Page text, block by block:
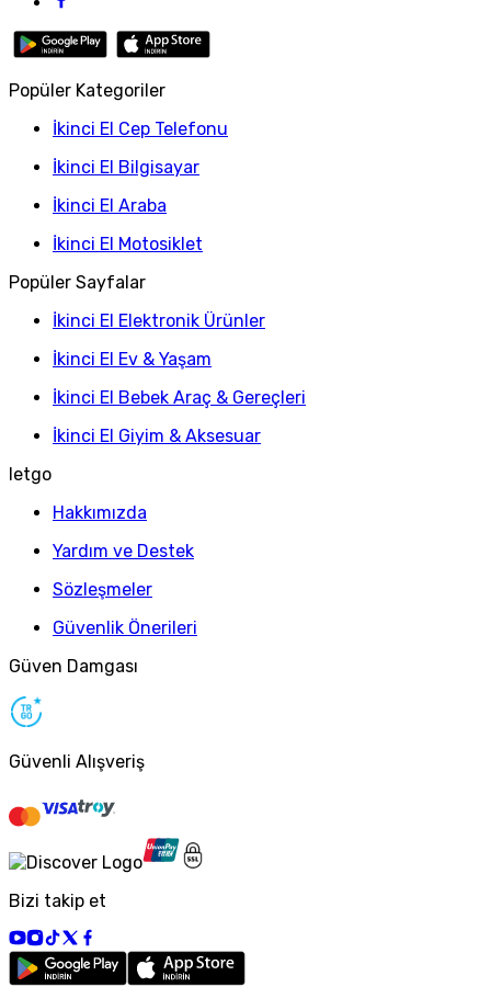
Popüler Kategoriler
İkinci El Cep Telefonu
İkinci El Bilgisayar
İkinci El Araba
İkinci El Motosiklet
Popüler Sayfalar
İkinci El Elektronik Ürünler
İkinci El Ev & Yaşam
İkinci El Bebek Araç & Gereçleri
İkinci El Giyim & Aksesuar
letgo
Hakkımızda
Yardım ve Destek
Sözleşmeler
Güvenlik Önerileri
Güven Damgası
Güvenli Alışveriş
Bizi takip et